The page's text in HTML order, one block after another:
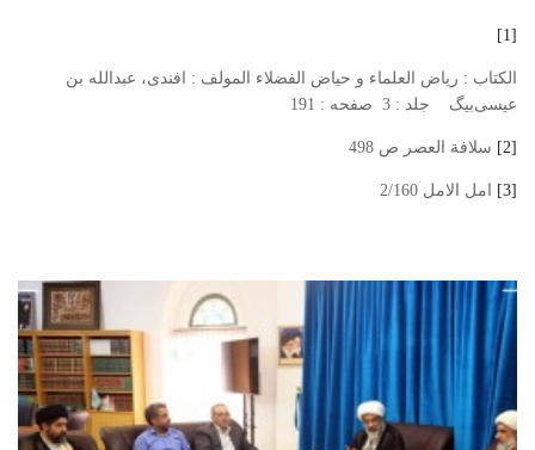
[1]
الکتاب : ریاض العلماء و حیاض الفضلاء المولف : افندی، عبدالله بن
عیسی‌بیگ جلد : 3 صفحه : 191
[2] سلافة العصر ص 498
[3] امل الامل 2/160
رؤية المزيد من الأخبار